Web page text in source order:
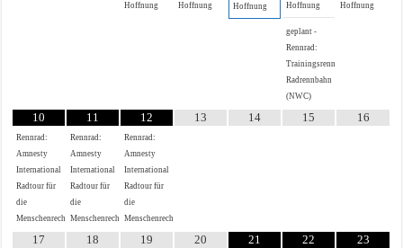
Hoffnung
Hoffnung
Hoffnung
Hoffnung
geplant -
Rennrad:
Trainingsrennen
Radrennbahn
(NWC)
Hoffnung
10
Rennrad:
Amnesty
International
Radtour für
die
Menschenrechte
11
Rennrad:
Amnesty
International
Radtour für
die
Menschenrechte
12
Rennrad:
Amnesty
International
Radtour für
die
Menschenrechte
13 14 15 16
17 18 19 20 21 22 23